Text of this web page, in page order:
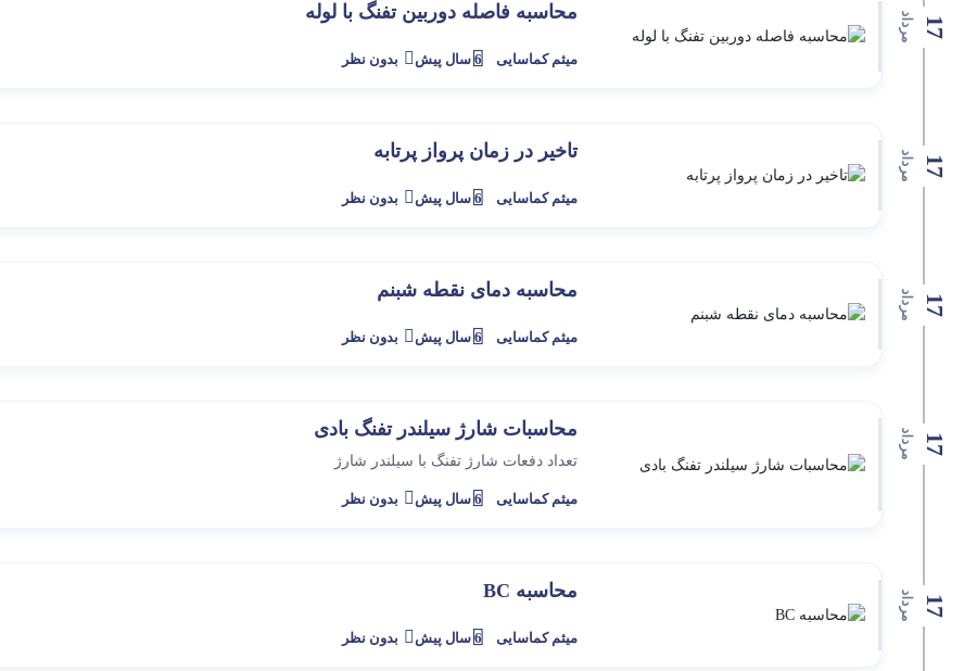
17 مرداد محاسبه فاصله دوربین تفنگ با لوله
میثم کماسایی 6 سال پیش بدون نظر
17 مرداد تاخیر در زمان پرواز پرتابه
میثم کماسایی 6 سال پیش بدون نظر
17 مرداد محاسبه دمای نقطه شبنم
میثم کماسایی 6 سال پیش بدون نظر
17 مرداد محاسبات شارژ سیلندر تفنگ بادی
تعداد دفعات شارژ تفنگ با سیلندر شارژ
میثم کماسایی 6 سال پیش بدون نظر
17 مرداد محاسبه BC
میثم کماسایی 6 سال پیش بدون نظر